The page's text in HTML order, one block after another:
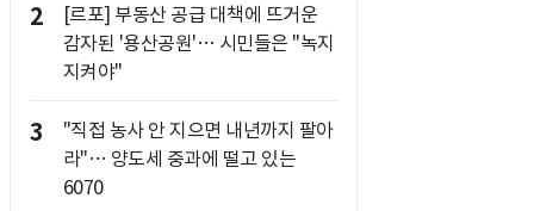
2
[르포] 부동산 공급 대책에 뜨거운
감자된 '용산공원'… 시민들은 "녹지
지켜야"
3
"직접 농사 안 지으면 내년까지 팔아
라"… 양도세 중과에 떨고 있는
6070